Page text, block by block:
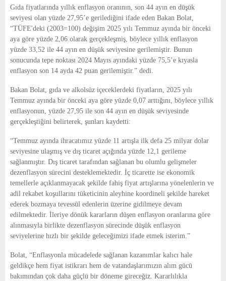
U
Gıda fiyatlarında yıllık enflasyon oranının, son 44 ayın en düşük
seviyesi olan yüzde 27,95’e gerilediğini ifade eden Bakan Bolat,
“TÜFE'deki (2003=100) değişim 2025 yılı Temmuz ayında bir önceki
aya göre yüzde 2,06 olarak gerçekleşmiş, böylece yıllık enflasyon
yüzde 33,52 ile 44 ayın en düşük seviyesine gerilemiştir. Bunun
sonucunda tepe noktası 2024 Mayıs ayındaki yüzde 75,5’e kıyasla
enflasyon son 14 ayda 42 puan gerilemiştir.” dedi.
Bakan Bolat, gıda ve alkolsüz içeceklerdeki fiyatların, 2025 yılı
Temmuz ayında bir önceki aya göre yüzde 0,07 arttığını, böylece yıllık
enflasyonun, yüzde 27,95 ile son 44 ayın en düşük seviyesinde
gerçekleştiğini belirterek, şunları kaydetti:
“Temmuz ayında ihracatımız yüzde 11 artışla ilk defa 25 milyar dolar
seviyesine ulaşmış ve dış ticaret açığında yüzde 12,1 gerileme
sağlanmıştır. Dış ticaret tarafından sağlanan bu olumlu gelişmeler
dezenflasyon sürecini desteklemektedir. İç ticarette ise ekonomik
temellerle açıklanmayacak şekilde fahiş fiyat artışlarına yönelenlerin ve
adil rekabet koşullarını tüketicinin aleyhine koordineli şekilde hareket
ederek bozmaya tevessül edenlerin üzerine gidilmeye devam
edilmektedir. İleriye dönük kararların düşen enflasyon oranlarına göre
alınmasıyla birlikte dezenflasyon sürecinde düşük enflasyon
seviyelerine hızlı bir şekilde geleceğimizi ifade etmek isterim.”
Bolat, “Enflasyonla mücadelede sağlanan kazanımlar kalıcı hale
geldikçe hem fiyat istikrarı hem de vatandaşlarımızın alım gücü
bakımından çok daha güçlü bir döneme gireceğiz. Kararlılıkla